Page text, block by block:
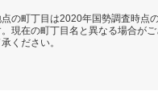
点の町丁目は2020年国勢調査時点
現在の町丁目名と異なる場合が
ください。